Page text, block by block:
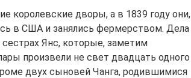
королевские дворы, а в 1839 году они,
в США и занялись фермерством. Дела
Янс, которые, заметим
произвели не свет двадцать одного
двух сыновей Чанга, родившимися